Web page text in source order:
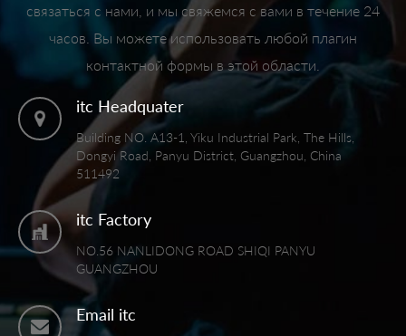
связаться с нами, и мы свяжемся с вами в течение 24
часов. Вы можете использовать любой плагин
контактной формы в этой области.
itc Headquater
Building NO. A13-1, Yiku Industrial Park, The Hills,
Dongyi Road, Panyu District, Guangzhou, China
511492
itc Factory
NO.56 NANLIDONG ROAD SHIQI PANYU
GUANGZHOU
Email itc